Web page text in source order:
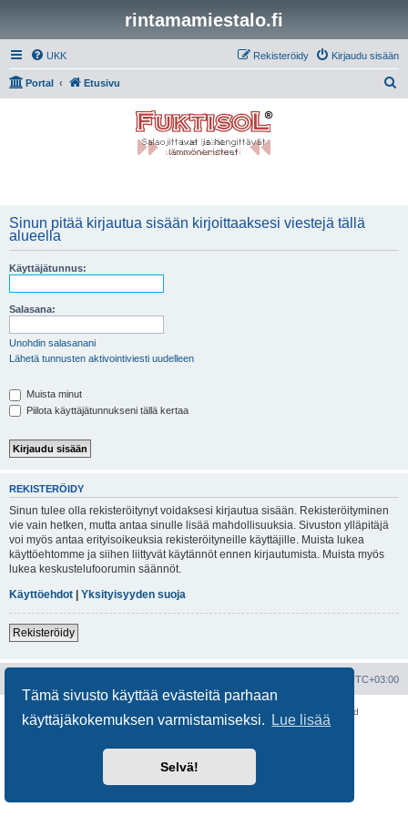
Tämä sivusto käyttää evästeitä parhaan
käyttäjäkokemuksen varmistamiseksi.
Lue lisää
Selvä!
rintamamiestalo.fi
UKK Kirjaudu sisään
Rekisteröidy
Portal Etusivu
Sinun pitää kirjautua sisään kirjoittaaksesi viestejä tällä
alueella
Käyttäjätunnus:
Salasana:
Unohdin salasanani
Lähetä tunnusten aktivointiviesti uudelleen
Muista minut
Piilota käyttäjätunnukseni tällä kertaa
REKISTERÖIDY
Sinun tulee olla rekisteröitynyt voidaksesi kirjautua sisään. Rekisteröityminen
vie vain hetken, mutta antaa sinulle lisää mahdollisuuksia. Sivuston ylläpitäjä
voi myös antaa erityisoikeuksia rekisteröityneille käyttäjille. Muista lukea
käyttöehtomme ja siihen liittyvät käytännöt ennen kirjautumista. Muista myös
lukea keskustelufoorumin säännöt.
Käyttöehdot | Yksityisyyden suoja
Rekisteröidy
UTC+03:00
® Forum Software © phpBB Limited
Käännös: phpBB Suomi (lurttinen, harritapio, Pettis)